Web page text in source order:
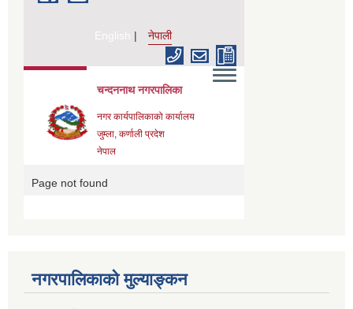
नगरपालिकाको मुल्याङ्कन